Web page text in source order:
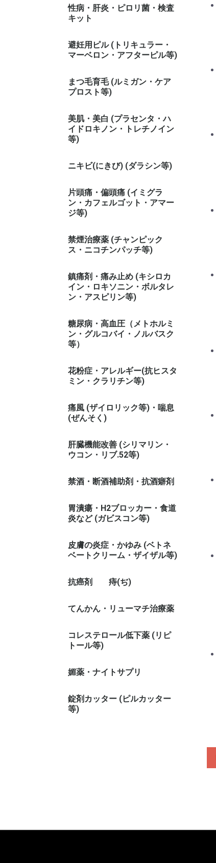
性病・肝炎・ピロリ菌・検査
キット
避妊用ピル (トリキュラー・
マーベロン・アフターピル等)
まつ毛育毛 (ルミガン・ケア
プロスト等)
美肌・美白 (プラセンタ・ハ
イドロキノン・トレチノイン
等)
ニキビ(にきび) (ダラシン等)
片頭痛・偏頭痛 (イミグラ
ン・カフェルゴット・アマー
ジ等)
禁煙治療薬 (チャンピック
ス・ニコチンパッチ等)
鎮痛剤・痛み止め (キシロカ
イン・ロキソニン・ボルタレ
ン・アスピリン等)
糖尿病・高血圧（メトホルミ
ン・グルコバイ・ノルバスク
等）
花粉症・アレルギー(抗ヒスタ
ミン・クラリチン等)
痛風 (ザイロリック等)・喘息
(ぜんそく)
肝臓機能改善 (シリマリン・
ウコン・リブ.52等)
禁酒・断酒補助剤・抗酒癖剤
胃潰瘍・H2ブロッカー・食道
炎など (ガビスコン等)
皮膚の炎症・かゆみ (ベトネ
ベートクリーム・ザイザル等)
抗癌剤 痔(ぢ)
てんかん・リューマチ治療薬
コレステロール低下薬 (リピ
トール等)
媚薬・ナイトサプリ
錠剤カッター (ピルカッター
等)